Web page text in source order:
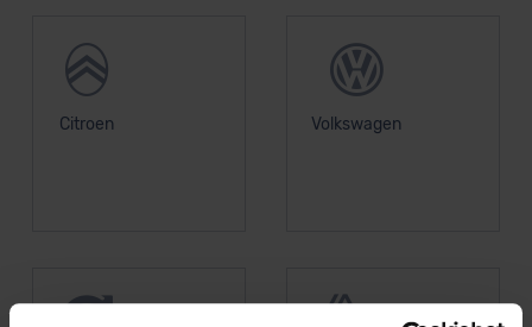
Citroen Volkswagen